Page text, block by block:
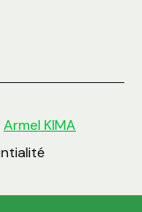
Armel KIMA